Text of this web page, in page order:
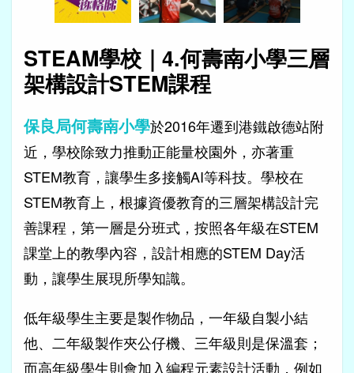
STEAM學校｜4.何壽南小學三層
架構設計STEM課程
保良局何壽南小學於2016年遷到港鐵啟德站附
近，學校除致力推動正能量校園外，亦著重
STEM教育，讓學生多接觸AI等科技。學校在
STEM教育上，根據資優教育的三層架構設計完
善課程，第一層是分班式，按照各年級在STEM
課堂上的教學內容，設計相應的STEM Day活
動，讓學生展現所學知識。
低年級學生主要是製作物品，一年級自製小結
他、二年級製作夾公仔機、三年級則是保溫套；
而高年級學生則會加入編程元素設計活動，例如